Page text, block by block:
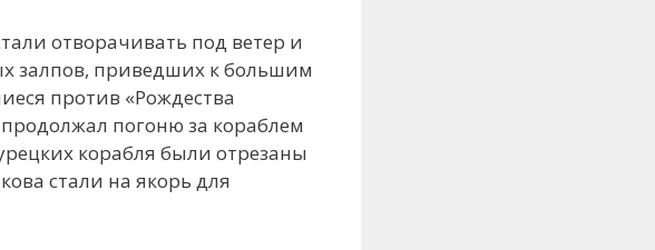
отворачивать под ветер и
залпов, приведших к большим
против «Рождества
погоню за кораблем
корабля были отрезаны
стали на якорь для